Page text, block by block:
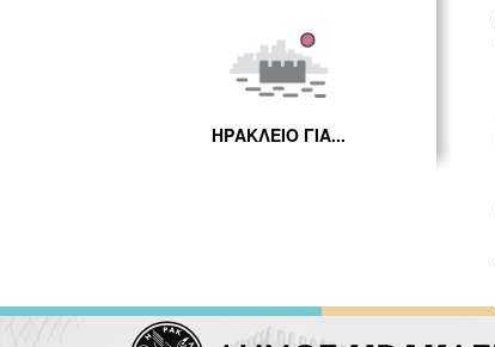
ΗΡΑΚΛΕΙΟ ΓΙΑ...